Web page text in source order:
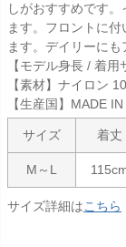
しがおすすめです
ます。フロントに
ます。デイリーにも
【モデル身長 / 着
【素材】ナイロン
【生産国】MADE
サイズ 着丈
M～L
サイズ詳細はこちら